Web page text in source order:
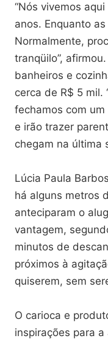
“Nós vivemos
anos. Enquanto
Normalmente,
tranqüilo”,
banheiros e
cerca de R$ 5 mil.
fechamos com
e irão trazer
chegam na última
Lúcia Paula
há alguns metros
anteciparam o
vantagem,
minutos de
próximos à
quiserem, sem
O carioca e
inspirações para